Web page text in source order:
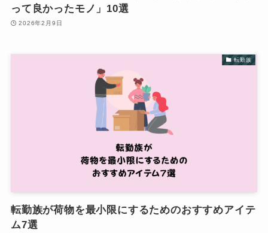
って良かったモノ」10選
2026年2月9日
転勤族
転勤族が荷物を最小限にするためのおすすめアイテ
ム7選